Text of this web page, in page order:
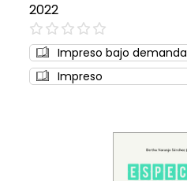
2022
0%
Impreso bajo demanda
Impreso